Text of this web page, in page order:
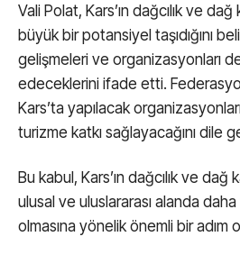
Vali Polat, Kars’ın dağcılık ve dağ
büyük bir potansiyel taşıdığını
gelişmeleri ve organizasyonları
edeceklerini ifade etti.
Kars’ta yapılacak
turizme katkı sağlayacağını dile
Bu kabul, Kars’ın dağcılık ve dağ
ulusal ve uluslararası alanda
olmasına yönelik önemli bir adım